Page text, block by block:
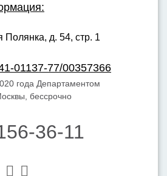
Полянка, д. 54, стр. 1
01137-77/00357366
года Департаментом
бессрочно
36-11